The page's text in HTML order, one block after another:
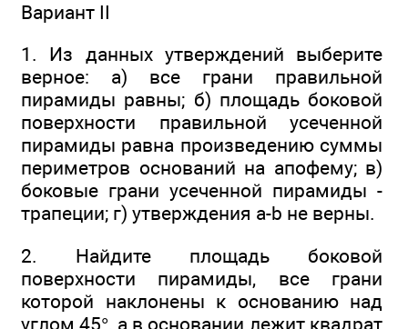
Вариант II
1. Из данных утверждений выберите
верное: а) все грани правильной
пирамиды равны; б) площадь боковой
поверхности правильной усеченной
пирамиды равна произведению суммы
периметров оснований на апофему; в)
боковые грани усеченной пирамиды -
трапеции; г) утверждения а-b не верны.
2. Найдите площадь боковой
поверхности пирамиды, все грани
которой наклонены к основанию над
углом 45°, а в основании лежит квадрат